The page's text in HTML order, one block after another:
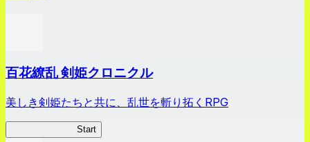
百花繚乱 剣姫クロニクル
美しき剣姫たちと共に、乱世を斬り拓くRPG
Start